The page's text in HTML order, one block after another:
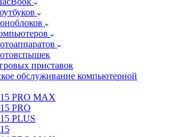
приставок
обслуживание компьютерной
PRO MAX
PRO
PLUS